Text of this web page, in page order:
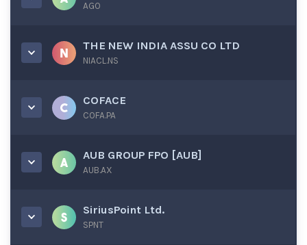
AGO
THE NEW INDIA ASSU CO LTD
NIACL.NS
COFACE
COFA.PA
AUB GROUP FPO [AUB]
AUB.AX
SiriusPoint Ltd.
SPNT